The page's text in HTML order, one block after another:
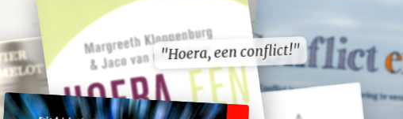
"Hoera, een conflict!"
"Hoera, een conflict!"